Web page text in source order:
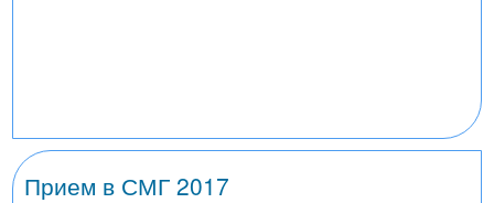
Прием в СМГ 2017